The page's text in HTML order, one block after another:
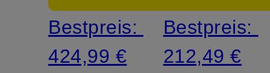
Bestpreis:
424,99 €
Bestpreis:
212,49 €